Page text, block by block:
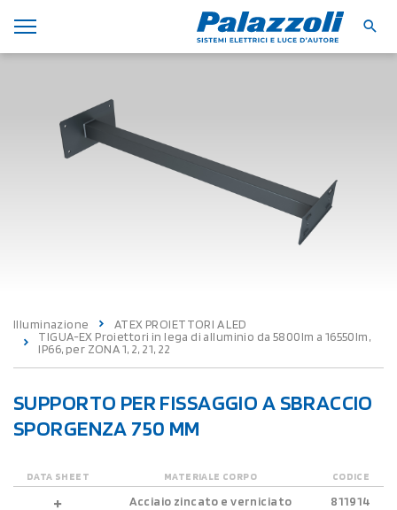
Illuminazione
ATEX PROIETTORI A LED
TIGUA-EX Proiettori in lega di alluminio da 5800lm a 16550lm,
IP66, per ZONA 1, 2, 21, 22
SUPPORTO PER FISSAGGIO A SBRACCIO
SPORGENZA 750 MM
DATA SHEET MATERIALE CORPO CODICE
Acciaio zincato e verniciato 811914